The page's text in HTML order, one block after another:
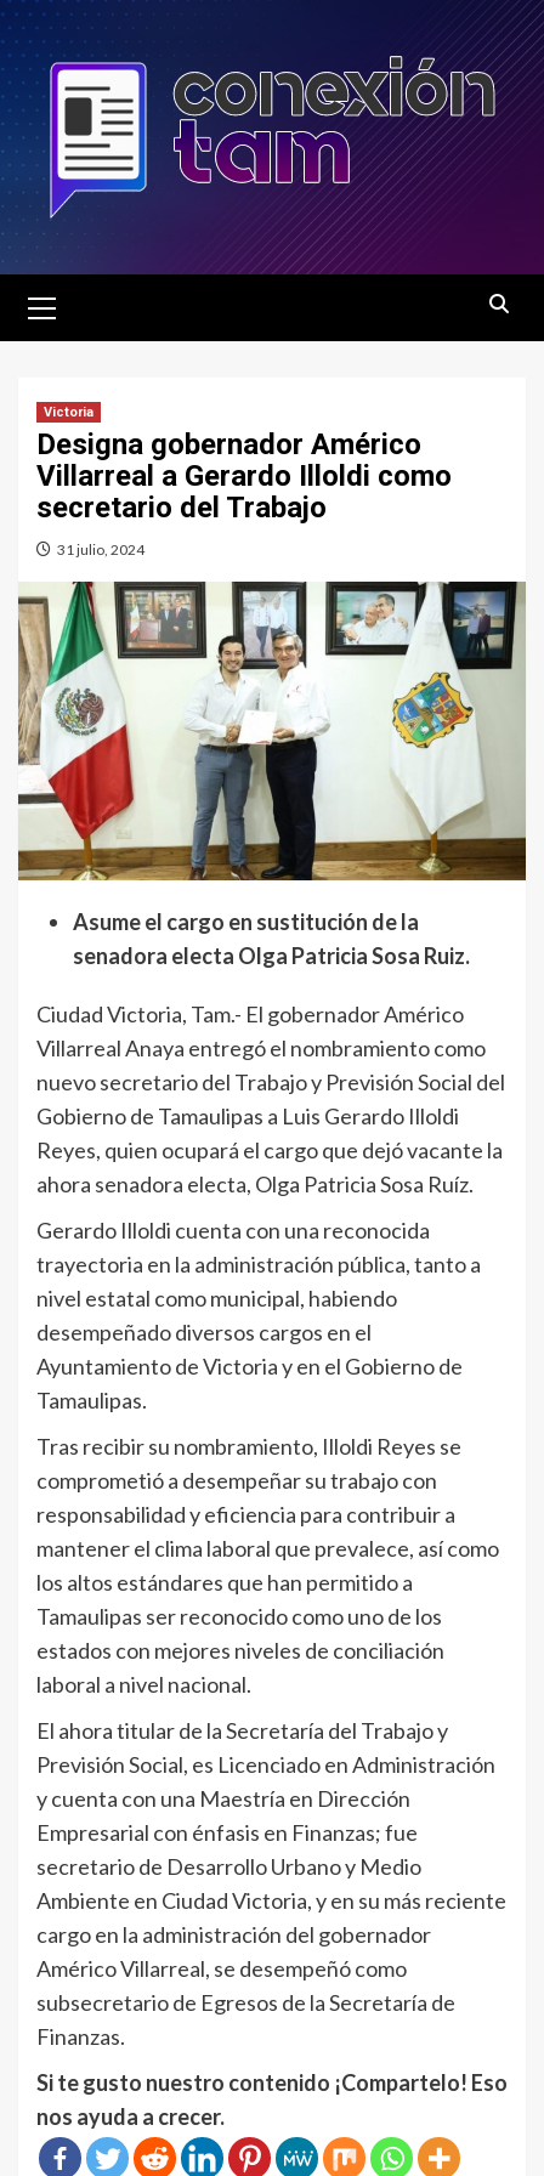
Saltar
al
contenido
principal
Victoria
Designa gobernador Américo
Villarreal a Gerardo Illoldi como
secretario del Trabajo
31 julio, 2024
Asume el cargo en sustitución de la
senadora electa Olga Patricia Sosa Ruiz.
Ciudad Victoria, Tam.- El gobernador Américo
Villarreal Anaya entregó el nombramiento como
nuevo secretario del Trabajo y Previsión Social del
Gobierno de Tamaulipas a Luis Gerardo Illoldi
Reyes, quien ocupará el cargo que dejó vacante la
ahora senadora electa, Olga Patricia Sosa Ruíz.
Gerardo Illoldi cuenta con una reconocida
trayectoria en la administración pública, tanto a
nivel estatal como municipal, habiendo
desempeñado diversos cargos en el
Ayuntamiento de Victoria y en el Gobierno de
Tamaulipas.
Tras recibir su nombramiento, Illoldi Reyes se
comprometió a desempeñar su trabajo con
responsabilidad y eficiencia para contribuir a
mantener el clima laboral que prevalece, así como
los altos estándares que han permitido a
Tamaulipas ser reconocido como uno de los
estados con mejores niveles de conciliación
laboral a nivel nacional.
El ahora titular de la Secretaría del Trabajo y
Previsión Social, es Licenciado en Administración
y cuenta con una Maestría en Dirección
Empresarial con énfasis en Finanzas; fue
secretario de Desarrollo Urbano y Medio
Ambiente en Ciudad Victoria, y en su más reciente
cargo en la administración del gobernador
Américo Villarreal, se desempeñó como
subsecretario de Egresos de la Secretaría de
Finanzas.
Si te gusto nuestro contenido ¡Compartelo! Eso
nos ayuda a crecer.